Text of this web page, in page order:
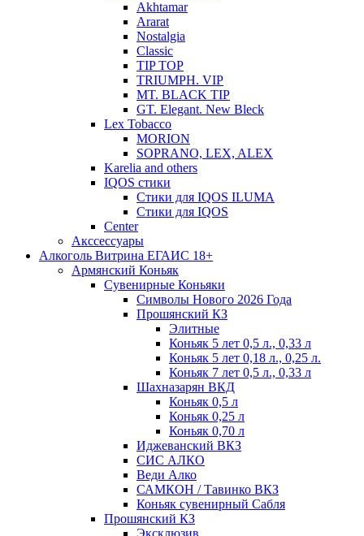
Akhtamar
Ararat
Nostalgia
Classic
TIP TOP
TRIUMPH. VIP
MT. BLACK TIP
GT. Elegant. New Bleck
Lex Tobacco
MORION
SOPRANO, LEX, ALEX
Karelia and others
IQOS стики
Стики для IQOS ILUMA
Стики для IQOS
Сenter
Акссессуары
Алкоголь Витрина ЕГАИС 18+
Армянский Коньяк
Сувенирные Коньяки
Символы Нового 2026 Года
Прошянский КЗ
Элитные
Коньяк 5 лет 0,5 л., 0,33 л
Коньяк 5 лет 0,18 л., 0,25 л.
Коньяк 7 лет 0,5 л., 0,33 л
Шахназарян ВКД
Коньяк 0,5 л
Коньяк 0,25 л
Коньяк 0,70 л
Иджеванский ВКЗ
СИС АЛКО
Веди Алко
САМКОН / Тавинко ВКЗ
Коньяк сувенирный Сабля
Прошянский КЗ
Эксклюзив